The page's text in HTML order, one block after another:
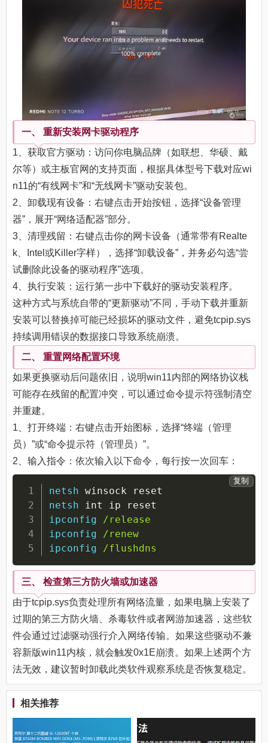
一、 重新安装网卡驱动程序
1、获取官方驱动：访问你电脑品牌（如联想、华硕、戴
尔等）或主板官网的支持页面，根据具体型号下载对应wi
n11的“有线网卡”和“无线网卡”驱动安装包。
2、卸载现有设备：右键点击开始按钮，选择“设备管理
器”，展开“网络适配器”部分。
3、清理残留：右键点击你的网卡设备（通常带有Realte
k、Intel或Killer字样），选择“卸载设备”，并务必勾选“尝
试删除此设备的驱动程序”选项。
4、执行安装：运行第一步中下载好的驱动安装程序。
这种方式与系统自带的“更新驱动”不同，手动下载并重新
安装可以替换掉可能已经损坏的驱动文件，避免tcpip.sys
持续调用错误的数据接口导致系统崩溃。
二、 重置网络配置环境
如果更换驱动后问题依旧，说明win11内部的网络协议栈
可能存在残留的配置冲突，可以通过命令提示符强制清空
并重建。
1、打开终端：右键点击开始图标，选择“终端（管理
员）”或“命令提示符（管理员）”。
2、输入指令：依次输入以下命令，每行按一次回车：
netsh winsock reset
netsh int ip reset
ipconfig
/release
ipconfig
/renew
ipconfig
/flushdns
复制
三、 检查第三方防火墙或加速器
由于tcpip.sys负责处理所有网络流量，如果电脑上安装了
过期的第三方防火墙、杀毒软件或者网游加速器，这些软
件会通过过滤驱动强行介入网络传输。如果这些驱动不兼
容新版win11内核，就会触发0x1E崩溃。如果上述两个方
法无效，建议暂时卸载此类软件观察系统是否恢复稳定。
相关推荐